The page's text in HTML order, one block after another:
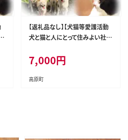
【返礼品なし】【犬猫等愛護活動
犬と猫と人にとって住みよい社会
定非営利活動法人 咲桃虎(さく
もんと) TF3006-P00056
7,000円
高原町